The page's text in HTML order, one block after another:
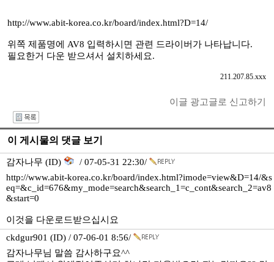
http://www.abit-korea.co.kr/board/index.html?D=14/
위쪽 제품명에 AV8 입력하시면 관련 드라이버가 나타납니다.
필요한거 다운 받으셔서 설치하세요.
211.207.85.xxx
이글 광고글로 신고하기
이 게시물의 댓글 보기
감자나무 (ID)
/ 07-05-31 22:30/
http://www.abit-korea.co.kr/board/index.html?imode=view&D=14/&s
eq=&c_id=676&my_mode=search&search_1=c_cont&search_2=av8
&start=0
이것을 다운로드받으십시요
ckdgur901 (ID) / 07-06-01 8:56/
감자나무님 말씀 감사하구요^^